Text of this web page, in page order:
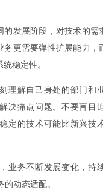
的发展阶段，对技术的需
务更需要弹性扩展能力，
稳定性。
理解自己身处的部门和
决痛点问题。不要盲目
定的技术可能比新兴技
业务不断发展变化，持
动态适配。